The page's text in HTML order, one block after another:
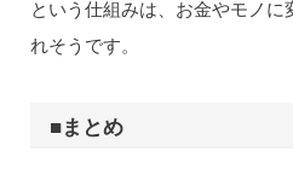
という仕組みは、お金やモノ
れそうです。
■まとめ